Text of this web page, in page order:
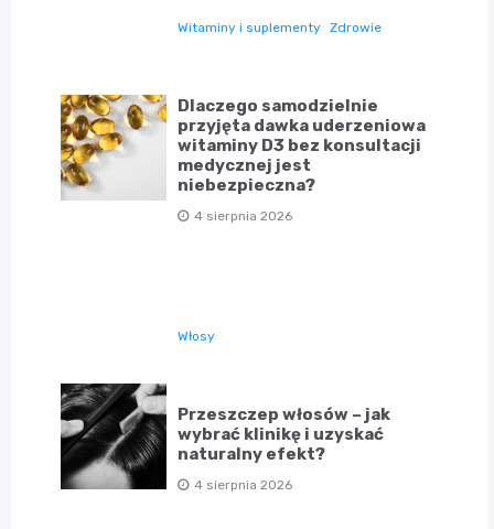
Witaminy i suplementy Zdrowie
Dlaczego samodzielnie
przyjęta dawka uderzeniowa
witaminy D3 bez konsultacji
medycznej jest
niebezpieczna?
4 sierpnia 2026
Włosy
Przeszczep włosów – jak
wybrać klinikę i uzyskać
naturalny efekt?
4 sierpnia 2026